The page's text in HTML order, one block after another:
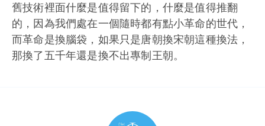
舊技術裡面什麼是值得留下的，什麼是值得推翻
的，因為我們處在一個隨時都有點小革命的世代，
而革命是換腦袋，如果只是唐朝換宋朝這種換法，
那換了五千年還是換不出專制王朝。